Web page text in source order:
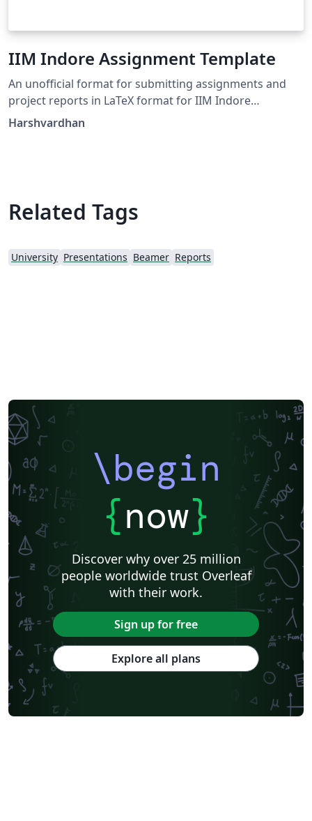
IIM Indore Assignment Template
An unofficial format for submitting assignments and
project reports in LaTeX format for IIM Indore
participants.
Harshvardhan
Related Tags
University Presentations Beamer Reports
\begin
{now}
Discover why over 25 million
people worldwide trust Overleaf
with their work.
Sign up for free
Explore all plans